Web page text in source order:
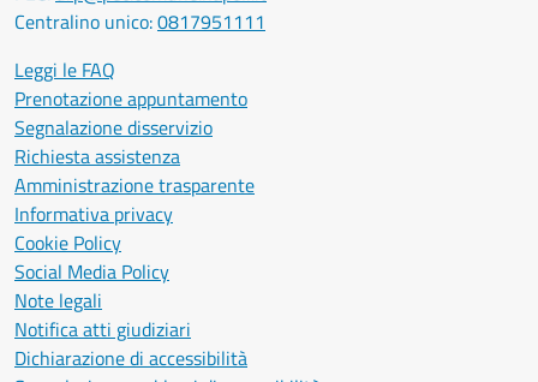
Centralino unico:0817951111
Leggi le FAQ
Prenotazione appuntamento
Segnalazione disservizio
Richiesta assistenza
Amministrazione trasparente
Informativa privacy
Cookie Policy
Social Media Policy
Note legali
Notifica atti giudiziari
Dichiarazione di accessibilità